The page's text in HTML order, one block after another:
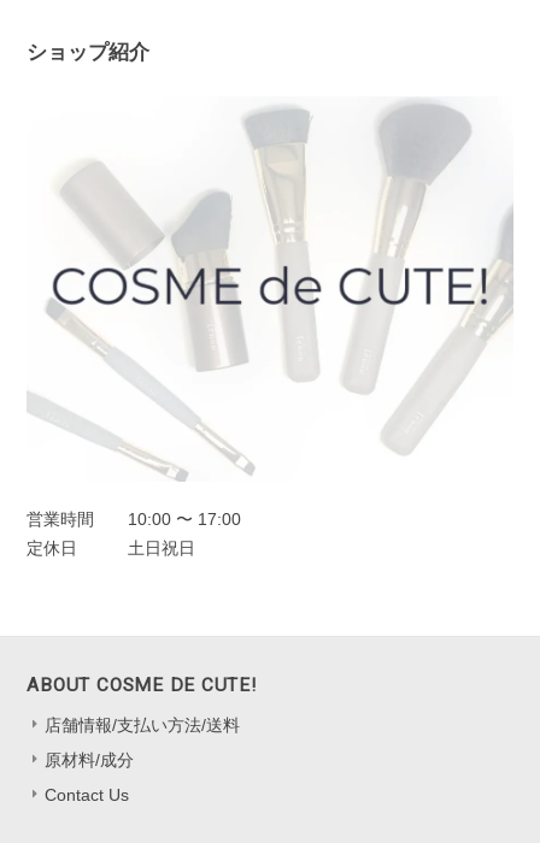
ショップ紹介
営業時間
10:00 〜 17:00
定休日
土日祝日
ABOUT COSME DE CUTE!
店舗情報/支払い方法/送料
原材料/成分
Contact Us